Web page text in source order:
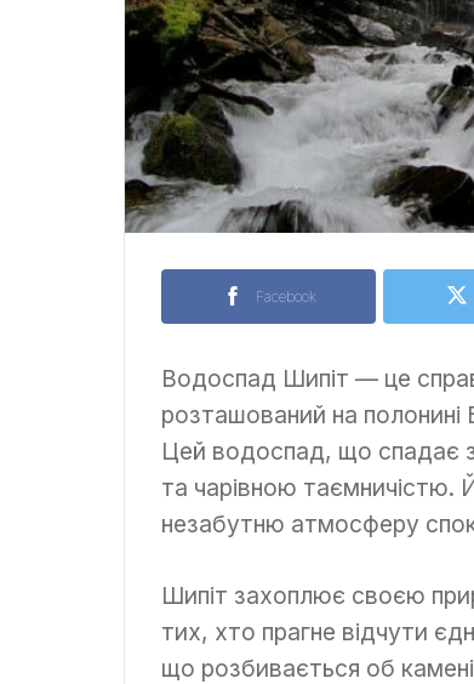
Facebook
Водоспад Шипіт — це
розташований на
Цей водоспад, що спадає
та чарівною
незабутню атмосферу
Шипіт захоплює своєю
тих, хто прагне відчути
що розбивається об